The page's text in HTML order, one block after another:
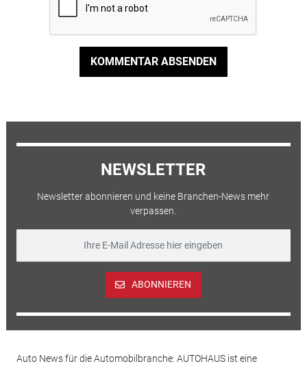
KOMMENTAR ABSENDEN
NEWSLETTER
Newsletter abonnieren und keine Branchen-News mehr
verpassen.
ABONNIEREN
Auto News für die Automobilbranche: AUTOHAUS ist eine